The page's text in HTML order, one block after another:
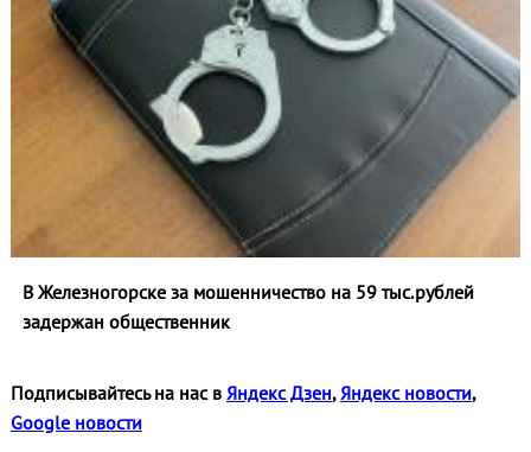
В Железногорске за мошенничество на 59 тыс.рублей
задержан общественник
Подписывайтесь на нас в Яндекс Дзен, Яндекс новости,
Google новости